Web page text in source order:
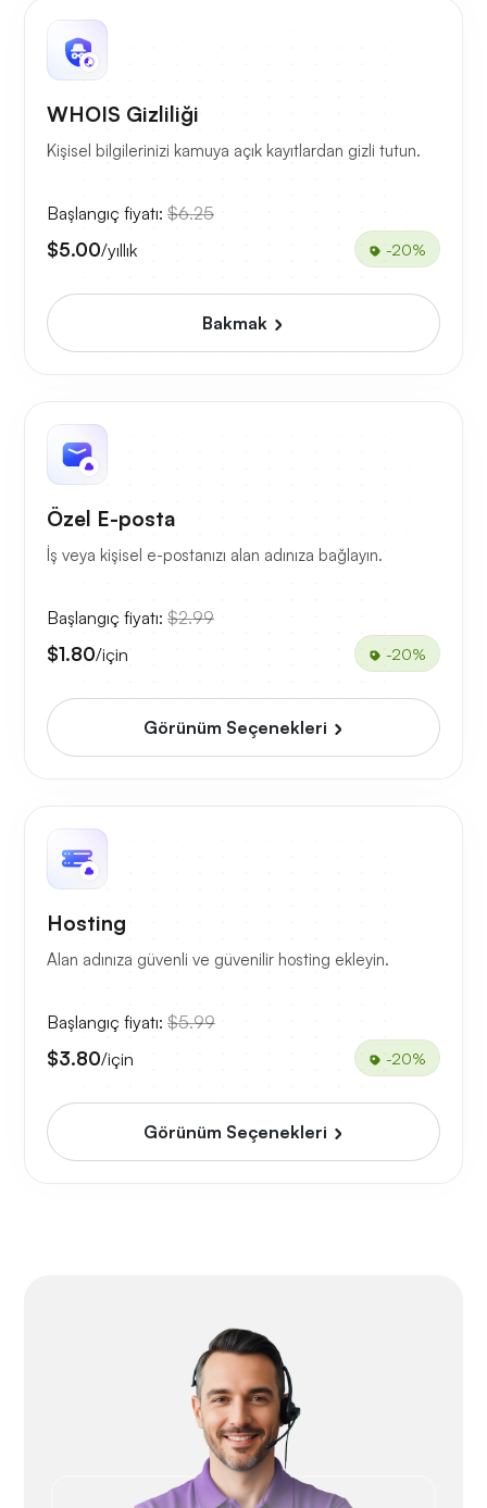
WHOIS Gizliliği
Kişisel bilgilerinizi kamuya açık kayıtlardan gizli tutun.
Başlangıç fiyatı: $6.25
$5.00/yıllık -20%
Bakmak
Özel E-posta
İş veya kişisel e-postanızı alan adınıza bağlayın.
Başlangıç fiyatı: $2.99
$1.80/için -20%
Görünüm Seçenekleri
Hosting
Alan adınıza güvenli ve güvenilir hosting ekleyin.
Başlangıç fiyatı: $5.99
$3.80/için -20%
Görünüm Seçenekleri